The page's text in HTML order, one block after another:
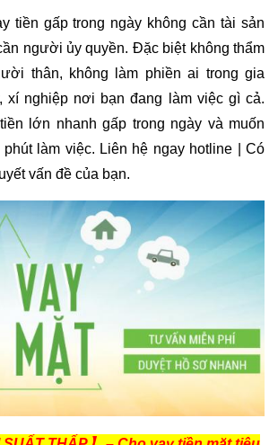
tiền gấp trong ngày không cần tài sản
người ủy quyền. Đặc biệt không thẩm
thân, không làm phiền ai trong gia
xí nghiệp nơi bạn đang làm việc gì cả.
lớn nhanh gấp trong ngày và muốn
làm việc. Liên hệ ngay hotline | Có
vấn đề của bạn.